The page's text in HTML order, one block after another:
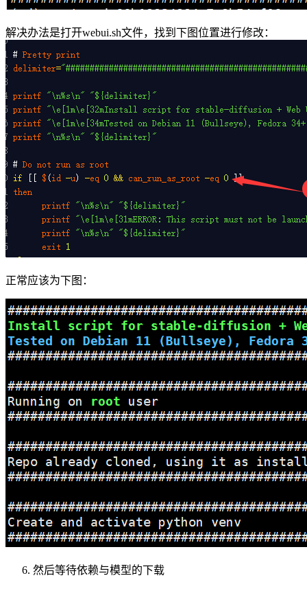
解决办法是打开webui.sh文件，找到下图位置进行修改：
正常应该为下图：
然后等待依赖与模型的下载